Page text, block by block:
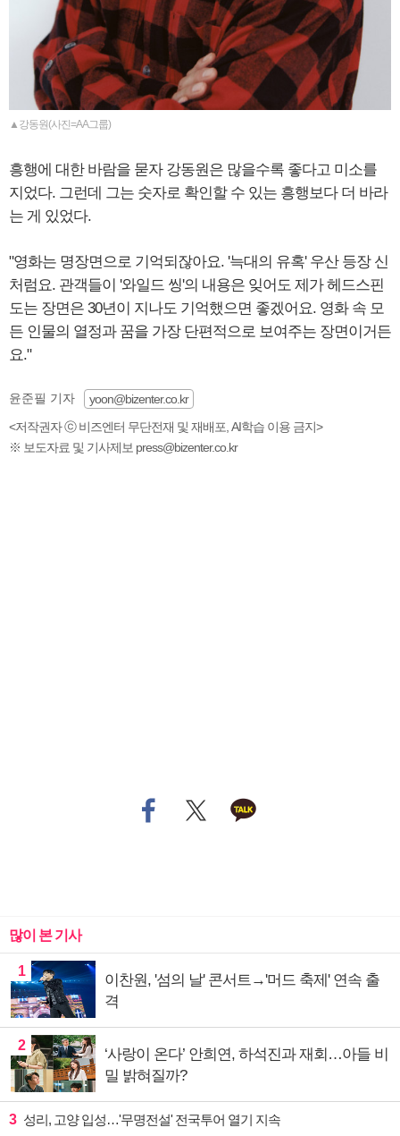
▲강동원(사진=AA그룹)
흥행에 대한 바람을 묻자 강동원은 많을수록 좋다고 미소를
지었다. 그런데 그는 숫자로 확인할 수 있는 흥행보다 더 바라
는 게 있었다.
"영화는 명장면으로 기억되잖아요. '늑대의 유혹' 우산 등장 신
처럼요. 관객들이 '와일드 씽'의 내용은 잊어도 제가 헤드스핀
도는 장면은 30년이 지나도 기억했으면 좋겠어요. 영화 속 모
든 인물의 열정과 꿈을 가장 단편적으로 보여주는 장면이거든
요."
윤준필 기자
yoon@bizenter.co.kr
<저작권자 ⓒ 비즈엔터 무단전재 및 재배포, AI학습 이용 금지>
※ 보도자료 및 기사제보 press@bizenter.co.kr
많이 본 기사
1
이찬원, '섬의 날' 콘서트→'머드 축제' 연속 출
격
2
‘사랑이 온다’ 안희연, 하석진과 재회…아들 비
밀 밝혀질까?
3 성리, 고양 입성…'무명전설' 전국투어 열기 지속